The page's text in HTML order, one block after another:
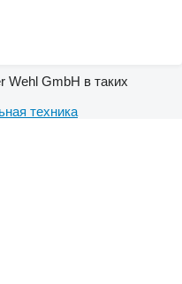
Wehl GmbH в таких
техника